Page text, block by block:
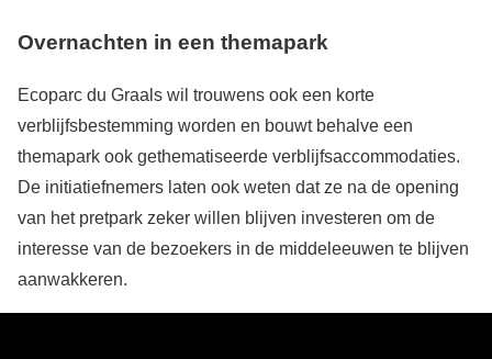
Overnachten in een themapark
Ecoparc du Graals wil trouwens ook een korte
verblijfsbestemming worden en bouwt behalve een
themapark ook gethematiseerde verblijfsaccommodaties.
De initiatiefnemers laten ook weten dat ze na de opening
van het pretpark zeker willen blijven investeren om de
interesse van de bezoekers in de middeleeuwen te blijven
aanwakkeren.